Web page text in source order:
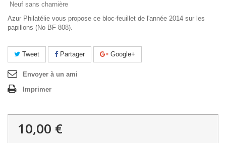
Neuf sans charnière
Azur Philatélie vous propose ce bloc-feuillet de l'année 2014 sur les
papillons (No BF 808).
Tweet Partager Google+
Envoyer à un ami
Imprimer
10,00 €